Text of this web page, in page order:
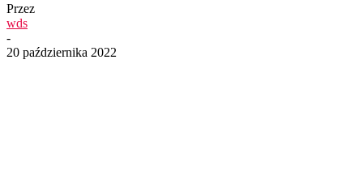
Przez
wds
-
20 października 2022